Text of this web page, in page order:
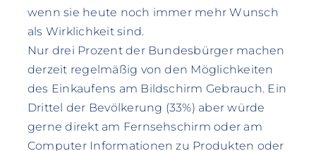
wenn sie heute noch immer mehr Wunsch
als Wirklichkeit sind.
Nur drei Prozent der Bundesbürger machen
derzeit regelmäßig von den Möglichkeiten
des Einkaufens am Bildschirm Gebrauch. Ein
Drittel der Bevölkerung (33%) aber würde
gerne direkt am Fernsehschirm oder am
Computer Informationen zu Produkten oder